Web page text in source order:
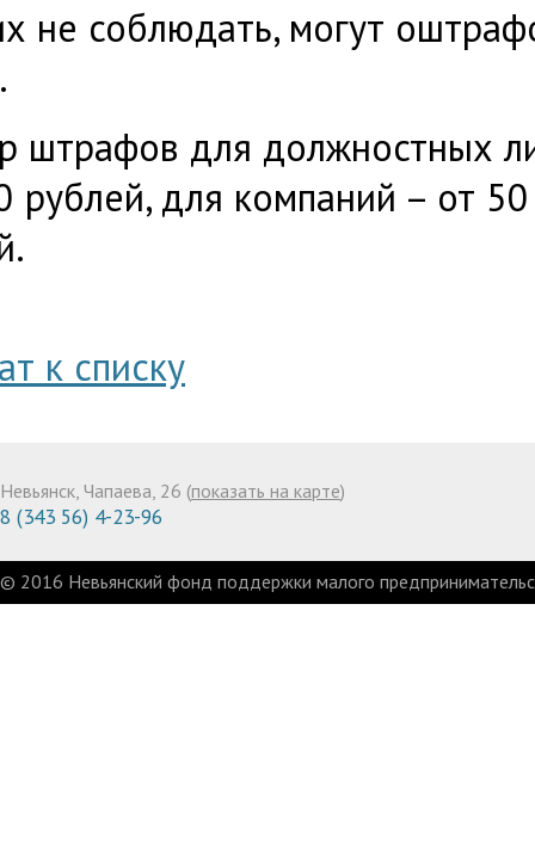
не соблюдать, могут
штрафов для должностных
рублей, для компаний – от
к списку
Невьянск, Чапаева, 26 (показать на карте)
8 (343 56) 4-23-96
© 2016 Невьянский фонд поддержки малого